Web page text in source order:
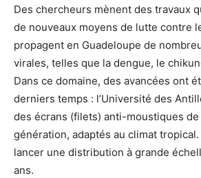
Des chercheurs mènent des travaux
de nouveaux moyens de lutte contre
propagent en Guadeloupe de
virales, telles que la dengue, le
Dans ce domaine, des avancées ont
derniers temps : l’Université des
des écrans (filets) anti-moustiques
génération, adaptés au climat tropical.
lancer une distribution à grande
ans.